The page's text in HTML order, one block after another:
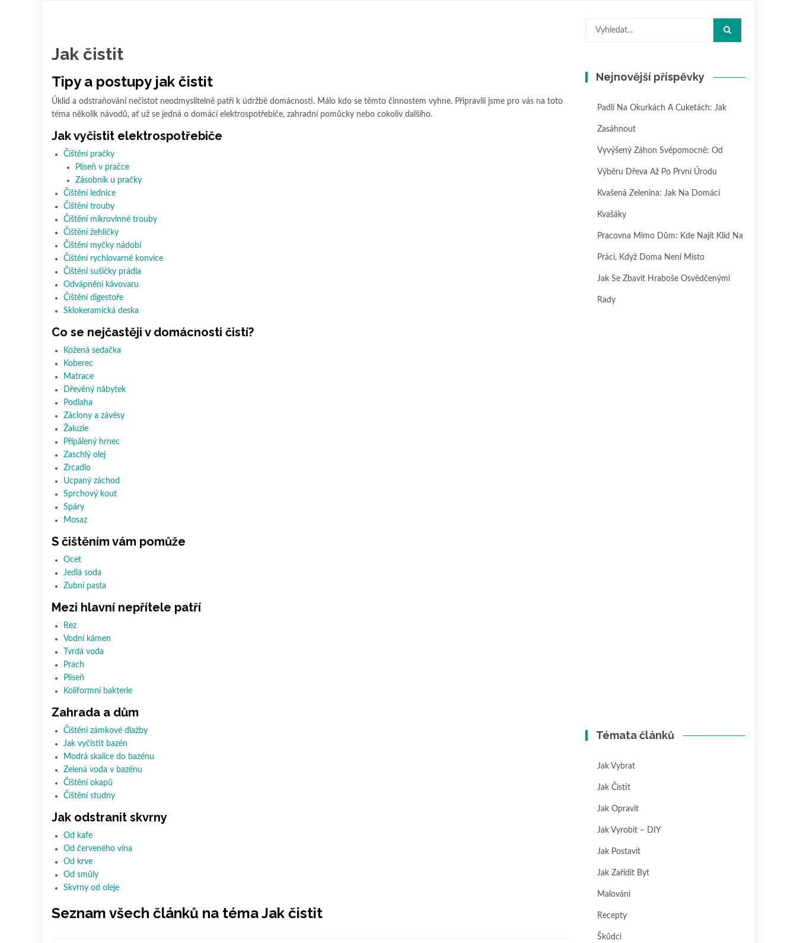
Jak čistit
Tipy a postupy jak čistit
Úklid a odstraňování nečistot neodmyslitelně patří k údržbě domácnosti. Málo kdo se těmto činnostem vyhne. Připravili jsme pro vás na toto
téma několik návodů, ať už se jedná o domácí elektrospotřebiče, zahradní pomůcky nebo cokoliv dalšího.
Jak vyčistit elektrospotřebiče
Čištění pračky
Plíseň v pračce
Zásobník u pračky
Čištění lednice
Čištění trouby
Čištění mikrovlnné trouby
Čištění žehličky
Čištění myčky nádobí
Čištění rychlovarné konvice
Čištění sušičky prádla
Odvápnění kávovaru
Čištění digestoře
Sklokeramická deska
Co se nejčastěji v domácnosti čistí?
Kožená sedačka
Koberec
Matrace
Dřevěný nábytek
Podlaha
Záclony a závěsy
Žaluzie
Připálený hrnec
Zaschlý olej
Zrcadlo
Ucpaný záchod
Sprchový kout
Spáry
Mosaz
S čištěním vám pomůže
Ocet
Jedlá soda
Zubní pasta
Mezi hlavní nepřítele patří
Rez
Vodní kámen
Tvrdá voda
Prach
Plíseň
Koliformní bakterie
Zahrada a dům
Čištění zámkové dlažby
Jak vyčistit bazén
Modrá skalice do bazénu
Zelená voda v bazénu
Čištění okapů
Čištění studny
Jak odstranit skvrny
Od kafe
Od červeného vína
Od krve
Od smůly
Skvrny od oleje
Seznam všech článků na téma Jak čistit
Hledat:
Nejnovější příspěvky
Padlí Na Okurkách A Cuketách: Jak
Zasáhnout
Vyvýšený Záhon Svépomocně: Od
Výběru Dřeva Až Po První Úrodu
Kvašená Zelenina: Jak Na Domácí
Kvašáky
Pracovna Mimo Dům: Kde Najít Klid Na
Práci, Když Doma Není Místo
Jak Se Zbavit Hraboše Osvědčenými
Rady
Témata článků
Jak Vybrat
Jak Čistit
Jak Opravit
Jak Vyrobit – DIY
Jak Postavit
Jak Zařídit Byt
Malování
Recepty
Škůdci